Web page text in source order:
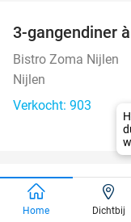
3-gangendiner
Bistro Zoma Nijlen
Nijlen
Verkocht: 903
3-gangendiner
Home Dichtbij